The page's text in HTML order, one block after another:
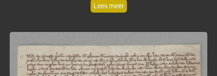
Lees meer